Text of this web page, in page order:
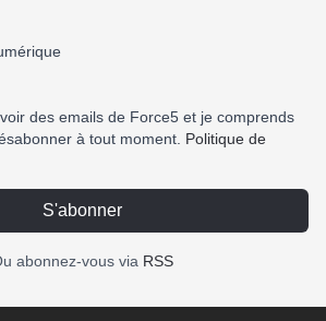
des emails de Force5 et je comprends
à tout moment. Politique de
S'abonner
abonnez-vous via RSS